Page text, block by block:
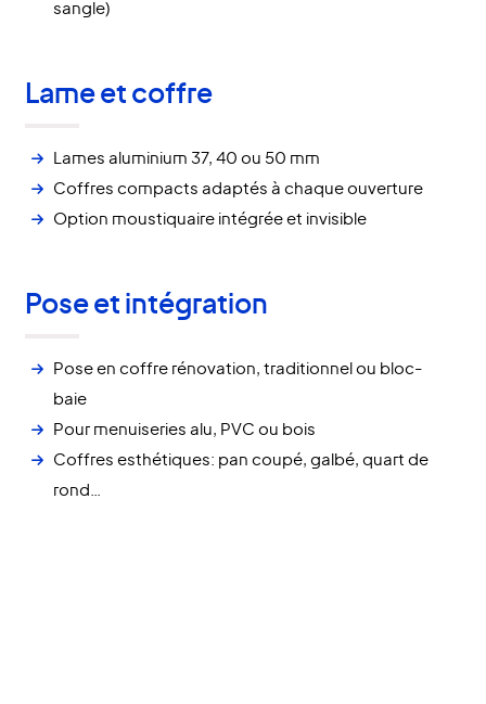
sangle)
Lame et coffre
Lames aluminium 37, 40 ou 50 mm
Coffres compacts adaptés à chaque ouverture
Option moustiquaire intégrée et invisible
Pose et intégration
Pose en coffre rénovation, traditionnel ou bloc-
baie
Pour menuiseries alu, PVC ou bois
Coffres esthétiques: pan coupé, galbé, quart de
rond…